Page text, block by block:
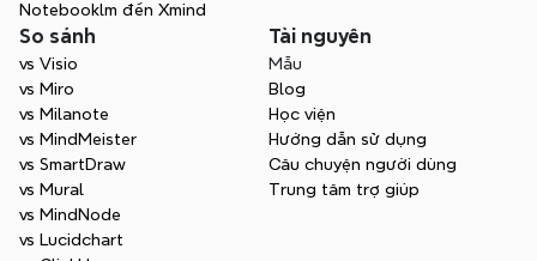
Notebooklm đến Xmind
So sánh
vs Visio
vs Miro
vs Milanote
vs MindMeister
vs SmartDraw
vs Mural
vs MindNode
vs Lucidchart
Tài nguyên
Mẫu
Blog
Học viện
Hướng dẫn sử dụng
Câu chuyện người dùng
Trung tâm trợ giúp